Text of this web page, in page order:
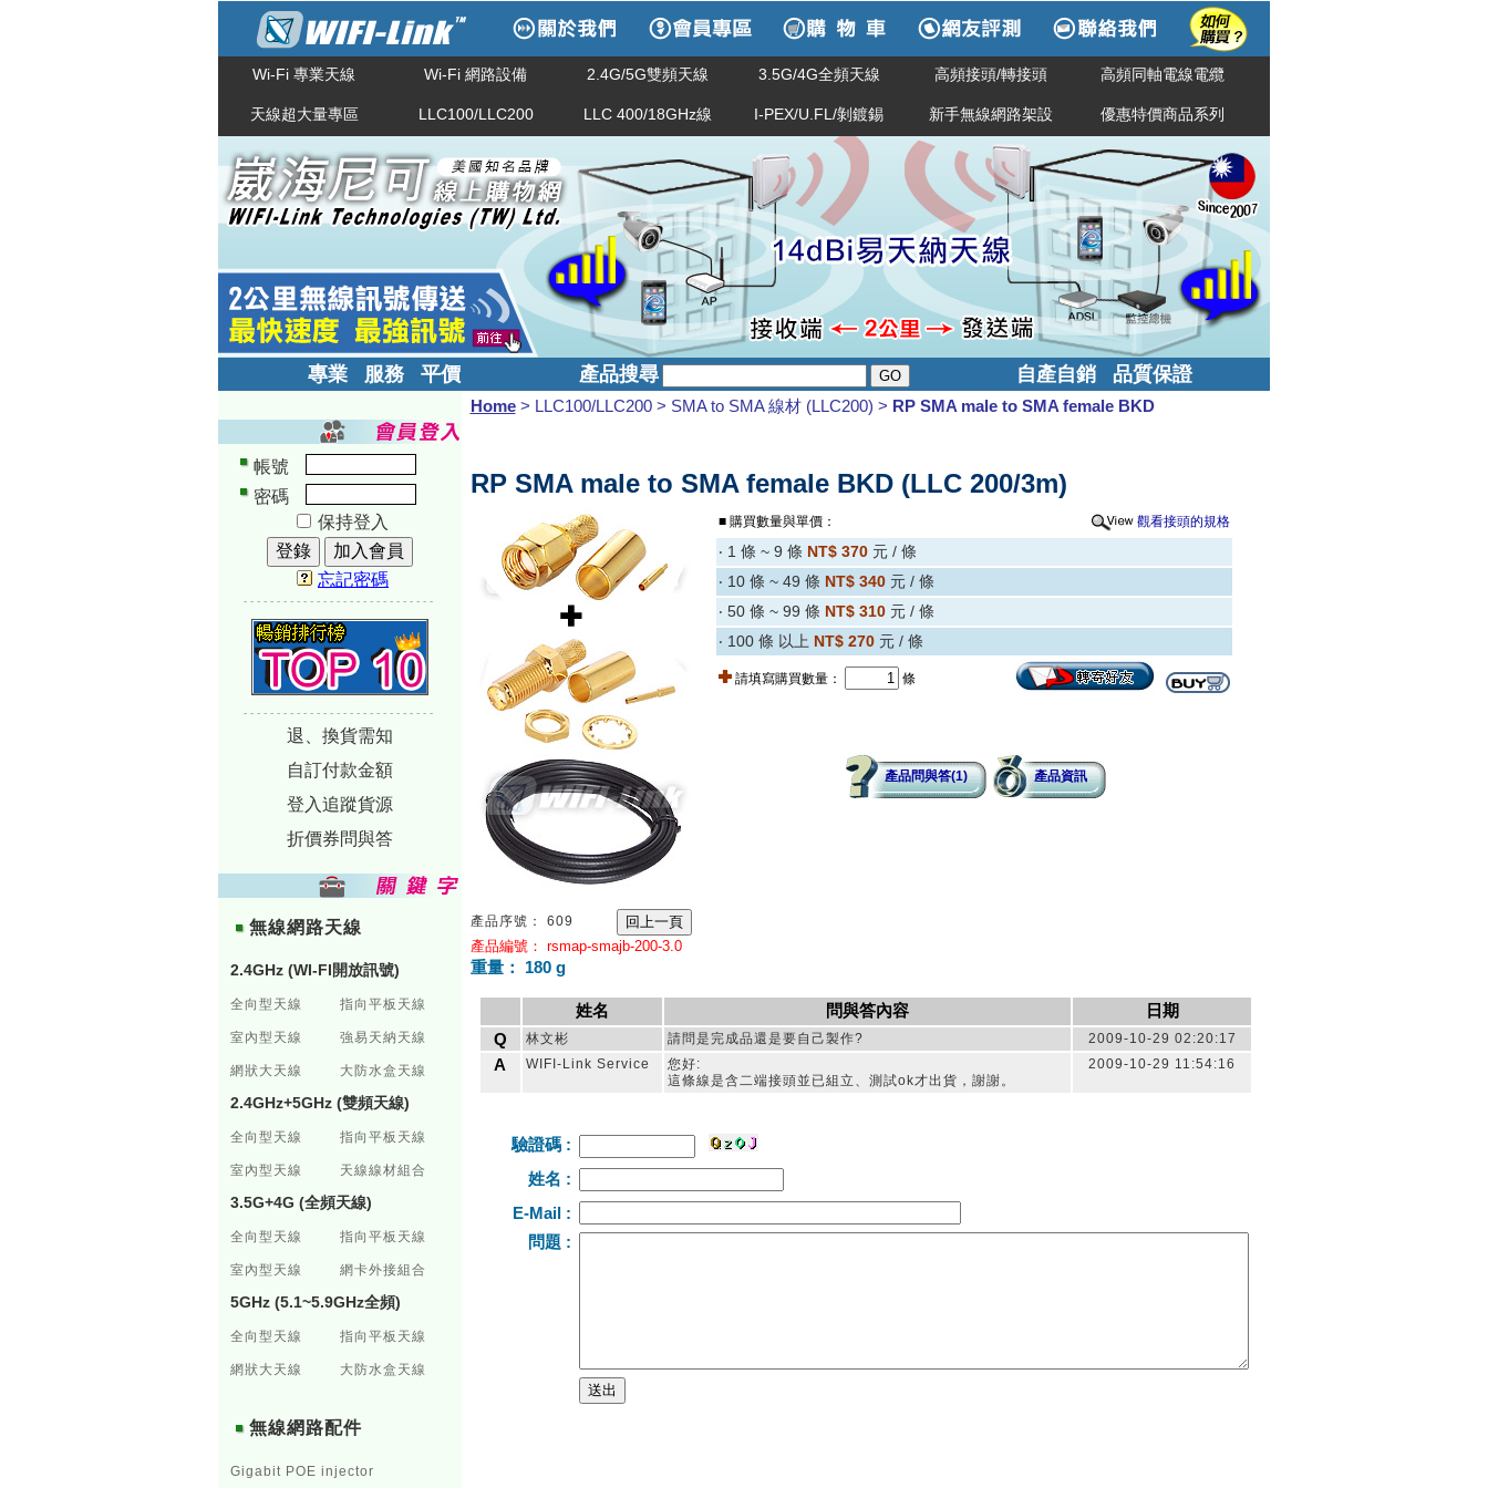
Wi-Fi 專業天線 Wi-Fi 網路設備 2.4G/5G雙頻天線 3.5G/4G全頻天線 高頻接頭/轉接頭 高頻同軸電線電纜
天線超大量專區 LLC100/LLC200 LLC 400/18GHz線 I-PEX/U.FL/剝鍍錫 新手無線網路架設 優惠特價商品系列
專業 服務 平價 產品搜尋 自產自銷 品質保證
帳號
密碼
保持登入
忘記密碼
-----------------------------
-----------------------------
退、換貨需知
自訂付款金額
登入追蹤貨源
折價券問與答
無線網路天線
2.4GHz (WI-FI開放訊號)
全向型天線 指向平板天線
室內型天線 強易天納天線
網狀大天線 大防水盒天線
2.4GHz+5GHz (雙頻天線)
全向型天線 指向平板天線
室內型天線 天線線材組合
3.5G+4G (全頻天線)
全向型天線 指向平板天線
室內型天線 網卡外接組合
5GHz (5.1~5.9GHz全頻)
全向型天線 指向平板天線
網狀大天線 大防水盒天線
無線網路配件
Gigabit POE injector
Home> LLC100/LLC200 > SMA to SMA 線材 (LLC200) > RP SMA male to SMA female BKD
RP SMA male to SMA female BKD (LLC 200/3m)
產品序號： 609
產品編號： rsmap-smajb-200-3.0
重量： 180 g
■ 購買數量與單價： 觀看接頭的規格
‧ 1 條 ~ 9 條 NT$ 370 元 / 條
‧ 10 條 ~ 49 條 NT$ 340 元 / 條
‧ 50 條 ~ 99 條 NT$ 310 元 / 條
‧ 100 條 以上 NT$ 270 元 / 條
請填寫購買數量： 條
產品問與答(1) 產品資訊
姓名 問與答內容
日期
Q
林文彬 請問是完成品還是要自己製作? 2009-10-29 02:20:17
A WIFI-Link Service
您好:
這條線是含二端接頭並已組立、測試ok才出貨，謝謝。
2009-10-29 11:54:16
驗證碼 :
姓名 :
E-Mail :
問題 :